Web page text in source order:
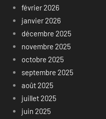
février 2026
janvier 2026
décembre 2025
novembre 2025
octobre 2025
septembre 2025
août 2025
juillet 2025
juin 2025